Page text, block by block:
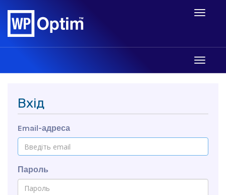
Toggle
Toggle
Вхід
Email-адреса
Пароль